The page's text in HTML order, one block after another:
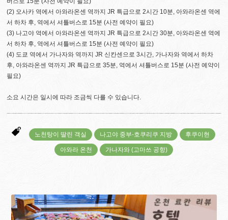
(2) 오사카 역에서 아와라온센 역까지 JR 특급으로 2시간 10분, 아와라온센 역에
서 하차 후, 역에서 셔틀버스로 15분 (사전 예약이 필요)
(3) 나고야 역에서 아와라온센 역까지 JR 특급으로 2시간 30분, 아와라온센 역에
서 하차 후, 역에서 셔틀버스로 15분 (사전 예약이 필요)
(4) 도쿄 역에서 가나자와 역까지 JR 신칸센으로 3시간, 가나자와 역에서 하차
후, 아와라온센 역까지 JR 특급으로 35분, 역에서 셔틀버스로 15분 (사전 예약이
필요)
소요 시간은 일시에 따라 조금씩 다를 수 있습니다.
노천탕이 딸린 객실 나고야 중부-호쿠리쿠 지방 후쿠이현
아와라 온천 가나자와 (고마쓰 공항)